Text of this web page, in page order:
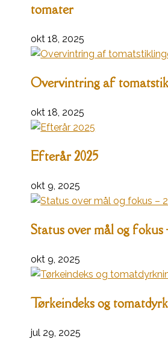
tomater
okt 18, 2025
Overvintring af
okt 18, 2025
Efterår 2025
okt 9, 2025
Status over mål og fokus
okt 9, 2025
Tørkeindeks og
jul 29, 2025